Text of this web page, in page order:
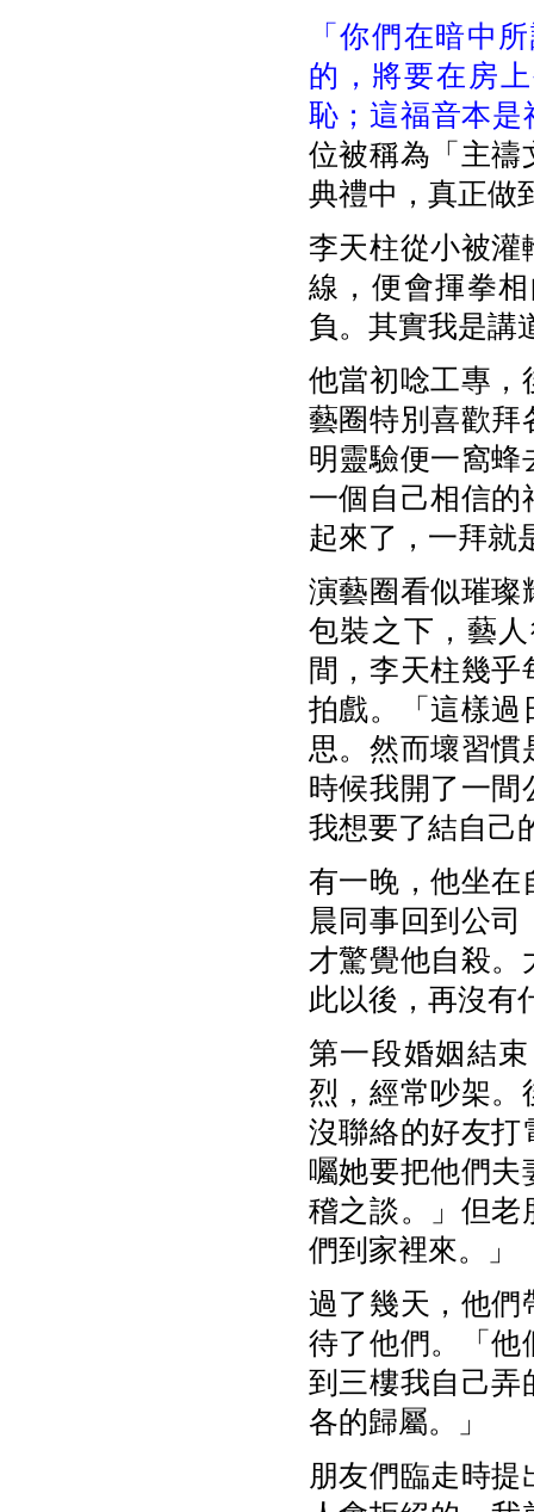
「你們在暗中
的，將要在房
恥；這福音本
位被稱為「主禱
典禮中，真正做
李天柱從小被灌
線，便會揮拳
負。其實我是講
他當初唸工專，
藝圈特別喜歡拜
明靈驗便一窩蜂
一個自己相信的
起來了，一拜就
演藝圈看似璀璨
包裝之下，藝
間，李天柱幾
拍戲。「這樣過
思。然而壞習慣
時候我開了一間
我想要了結自己
有一晚，他坐在
晨同事回到公
才驚覺他自殺。
此以後，再沒有
第一段婚姻結
烈，經常吵架。
沒聯絡的好友打
囑她要把他們夫
稽之談。」但老
們到家裡來。」
過了幾天，他們
待了他們。「他
到三樓我自己弄
各的歸屬。」
朋友們臨走時